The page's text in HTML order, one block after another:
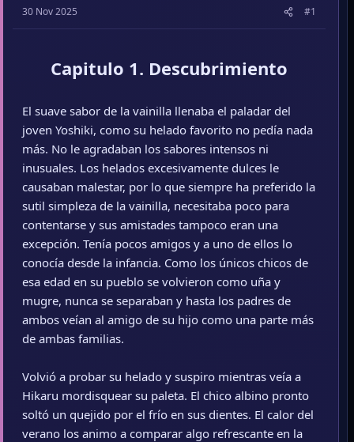
30 Nov 2025 #1
Capitulo 1. Descubrimiento
El suave sabor de la vainilla llenaba el paladar del
joven Yoshiki, como su helado favorito no pedía nada
más. No le agradaban los sabores intensos ni
inusuales. Los helados excesivamente dulces le
causaban malestar, por lo que siempre ha preferido la
sutil simpleza de la vainilla, necesitaba poco para
contentarse y sus amistades tampoco eran una
excepción. Tenía pocos amigos y a uno de ellos lo
conocía desde la infancia. Como los únicos chicos de
esa edad en su pueblo se volvieron como uña y
mugre, nunca se separaban y hasta los padres de
ambos veían al amigo de su hijo como una parte más
de ambas familias.
Volvió a probar su helado y suspiro mientras veía a
Hikaru mordisquear su paleta. El chico albino pronto
soltó un quejido por el frío en sus dientes. El calor del
verano los animo a comparar algo refrescante en la